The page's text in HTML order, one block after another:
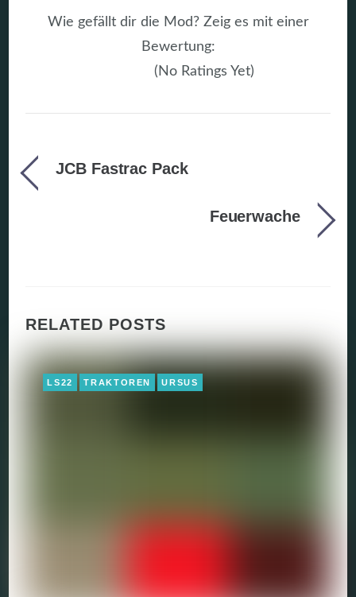
Wie gefällt dir die Mod? Zeig es mit einer
Bewertung:
(No Ratings Yet)
JCB Fastrac Pack
Feuerwache
RELATED POSTS
LS22 TRAKTOREN URSUS